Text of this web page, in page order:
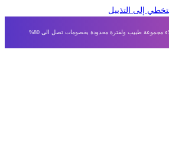
إلى التذييل
طبيب ولفترة محدودة بخصومات تصل الى 80%